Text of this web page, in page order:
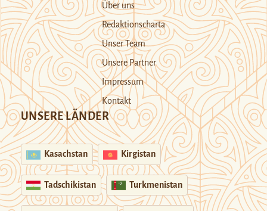
Über uns
Redaktionscharta
Unser Team
Unsere Partner
Impressum
Kontakt
UNSERE LÄNDER
Kasachstan Kirgistan
Tadschikistan Turkmenistan